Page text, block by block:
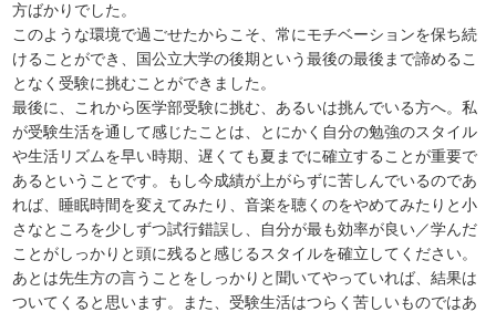
方ばかりでした。
このような環境で過ごせたからこそ、常にモチベーションを保ち続
けることができ、国公立大学の後期という最後の最後まで諦めるこ
となく受験に挑むことができました。
最後に、これから医学部受験に挑む、あるいは挑んでいる方へ。私
が受験生活を通して感じたことは、とにかく自分の勉強のスタイル
や生活リズムを早い時期、遅くても夏までに確立することが重要で
あるということです。もし今成績が上がらずに苦しんでいるのであ
れば、睡眠時間を変えてみたり、音楽を聴くのをやめてみたりと小
さなところを少しずつ試行錯誤し、自分が最も効率が良い／学んだ
ことがしっかりと頭に残ると感じるスタイルを確立してください。
あとは先生方の言うことをしっかりと聞いてやっていれば、結果は
ついてくると思います。また、受験生活はつらく苦しいものではあ